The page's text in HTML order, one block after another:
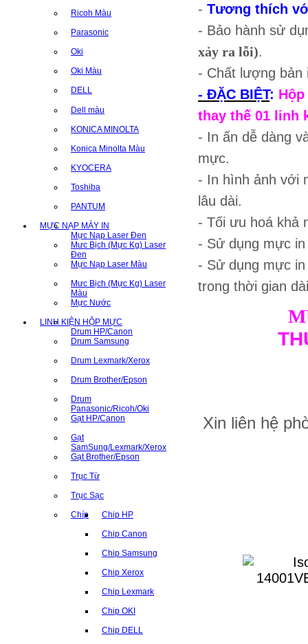
Ricoh Màu
Parasonic
Oki
Oki Màu
DELL
Dell màu
KONICA MINOLTA
Konica Minolta Màu
KYOCERA
Toshiba
PANTUM
MỰC NẠP MÁY IN
Mực Nạp Laser Đen
Mưc Bịch (Mực Kg) Laser
Đen
Mực Nạp Laser Màu
Mưc Bịch (Mực Kg) Laser
Màu
Mực Nước
LINH KIỆN HỘP MỰC
Drum HP/Canon
Drum Samsung
Drum Lexmark/Xerox
Drum Brother/Epson
Drum
Panasonic/Ricoh/Oki
Gạt HP/Canon
Gạt
SamSung/Lexmark/Xerox
Gạt Brother/Epson
Trục Từ
Trục Sạc
Chíp Chip HP
Chip Canon
Chip Samsung
Chip Xerox
Chip Lexmark
Chip OKI
Chip DELL
- Tương thích
- Bảo hành sử
xảy ra lỗi).
- Chất lượng
- ĐẶC BIỆT:
thay thế 01 linh
- In ấn dễ dàng
mực.
- In hình ảnh với
lâu dài.
- Tối ưu hoá khả
- Sử dụng mực
- Sử dụng mực
trong thời gian
Xin liên hệ